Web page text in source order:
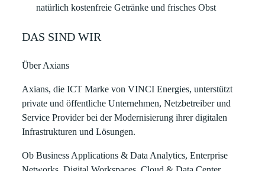
natürlich kostenfreie Getränke und frisches Obst
DAS SIND WIR
Über Axians
Axians, die ICT Marke von VINCI Energies, unterstützt
private und öffentliche Unternehmen, Netzbetreiber und
Service Provider bei der Modernisierung ihrer digitalen
Infrastrukturen und Lösungen.
Ob Business Applications & Data Analytics, Enterprise